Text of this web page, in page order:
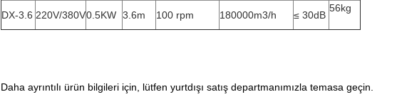
DX-3.6 220V/380V0.5KW 3.6m 100 rpm 180000m3/h ≤ 30dB
56kg
Daha ayrıntılı ürün bilgileri için, lütfen yurtdışı satış departmanımızla temasa geçin.